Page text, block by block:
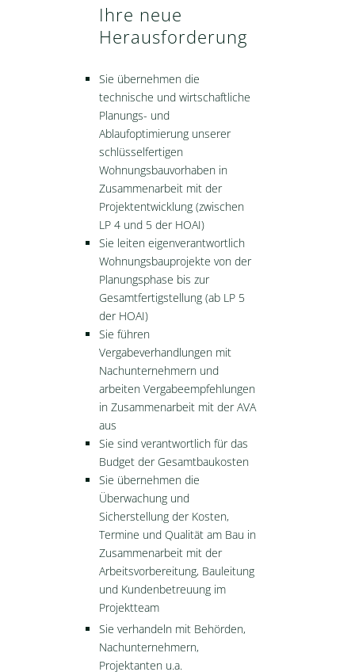
Ihre neue
Herausforderung
Sie übernehmen die
technische und wirtschaftliche
Planungs- und
Ablaufoptimierung unserer
schlüsselfertigen
Wohnungsbauvorhaben in
Zusammenarbeit mit der
Projektentwicklung (zwischen
LP 4 und 5 der HOAI)
Sie leiten eigenverantwortlich
Wohnungsbauprojekte von der
Planungsphase bis zur
Gesamtfertigstellung (ab LP 5
der HOAI)
Sie führen
Vergabeverhandlungen mit
Nachunternehmern und
arbeiten Vergabeempfehlungen
in Zusammenarbeit mit der AVA
aus
Sie sind verantwortlich für das
Budget der Gesamtbaukosten
Sie übernehmen die
Überwachung und
Sicherstellung der Kosten,
Termine und Qualität am Bau in
Zusammenarbeit mit der
Arbeitsvorbereitung, Bauleitung
und Kundenbetreuung im
Projektteam
Sie verhandeln mit Behörden,
Nachunternehmern,
Projektanten u.a.